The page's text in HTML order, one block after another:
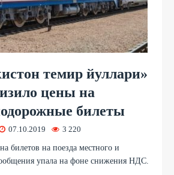
темир йуллари»
цены на
билеты
07.10.2019 3 220
билетов на поезда местного и
упала на фоне снижения НДС.